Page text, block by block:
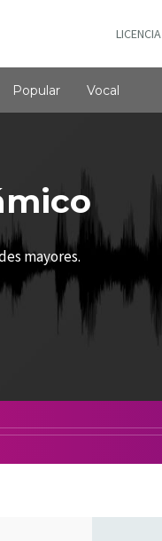
LICENCIA
Popular Vocal
mayores.